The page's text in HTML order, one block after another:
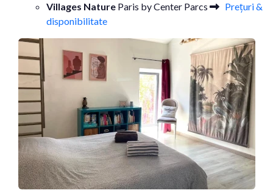
Villages Nature Paris by Center Parcs
Prețuri &
disponibilitate